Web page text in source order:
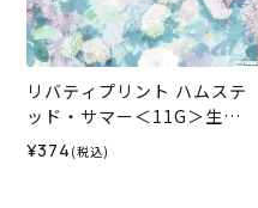
リバティプリント ハムステ
ッド・サマー＜11G＞生地
（ホビーラホビーレオリジ
ナル）2026SS
¥374 (税込)